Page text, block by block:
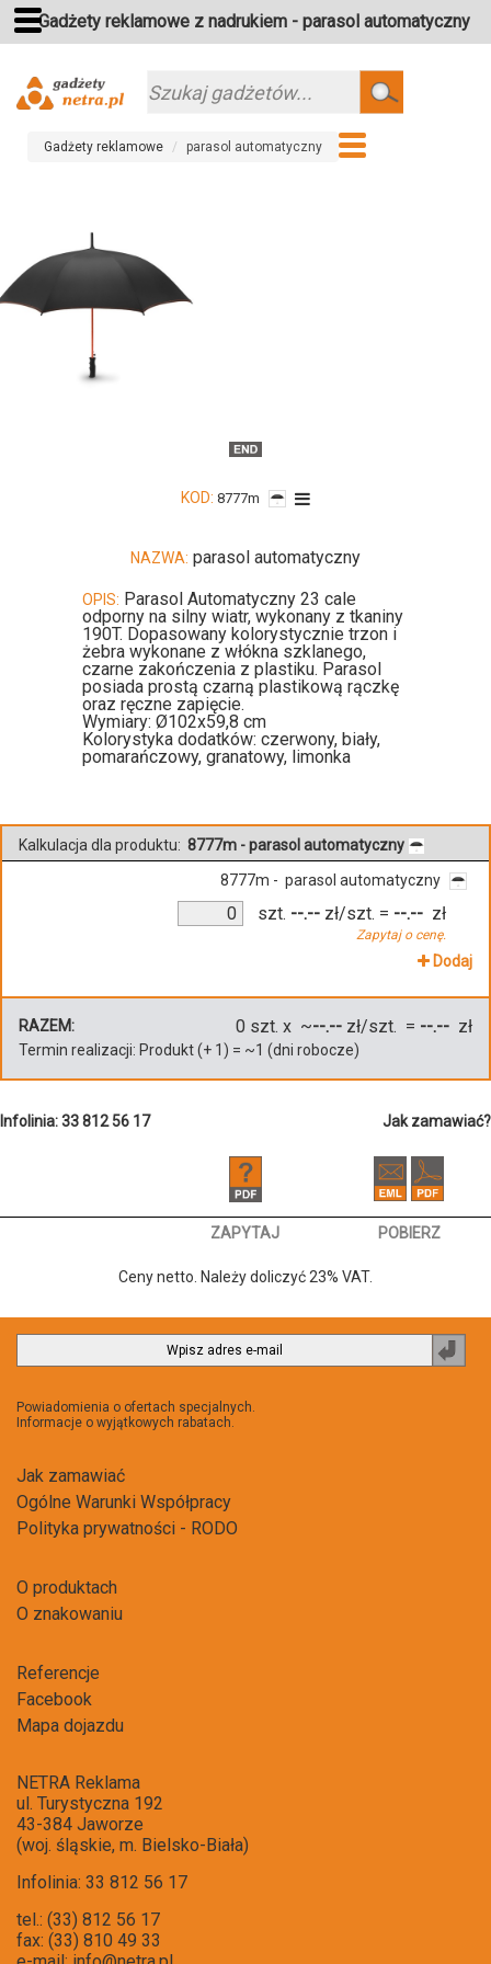
Gadżety reklamowe z nadrukiem - parasol automatyczny
Szukaj
Gadżety reklamowe parasol automatyczny
KOD: 8777m
NAZWA: parasol automatyczny
OPIS: Parasol Automatyczny 23 cale
odporny na silny wiatr, wykonany z tkaniny
190T. Dopasowany kolorystycznie trzon i
żebra wykonane z włókna szklanego,
czarne zakończenia z plastiku. Parasol
posiada prostą czarną plastikową rączkę
oraz ręczne zapięcie.
Wymiary: Ø102x59,8 cm
Kolorystyka dodatków: czerwony, biały,
pomarańczowy, granatowy, limonka
Kalkulacja dla produktu: 8777m - parasol automatyczny
8777m - parasol automatyczny
szt. --.-- zł/szt.
Zapytaj o cenę.
= --.-- zł
Dodaj
RAZEM: 0 szt. x ~--.-- zł/szt. = --.-- zł
Termin realizacji: Produkt(+ 1 ) = ~1 (dni robocze)
Infolinia: 33 812 56 17 Jak zamawiać?
ZAPYTAJ POBIERZ
Ceny netto. Należy doliczyć 23% VAT.
Powiadomienia o ofertach specjalnych.
Informacje o wyjątkowych rabatach.
Jak zamawiać
Ogólne Warunki Współpracy
Polityka prywatności - RODO
O produktach
O znakowaniu
Referencje
Facebook
Mapa dojazdu
NETRA Reklama
ul. Turystyczna 192
43-384 Jaworze
(woj. śląskie, m. Bielsko-Biała)
Infolinia: 33 812 56 17
tel.: (33) 812 56 17
fax: (33) 810 49 33